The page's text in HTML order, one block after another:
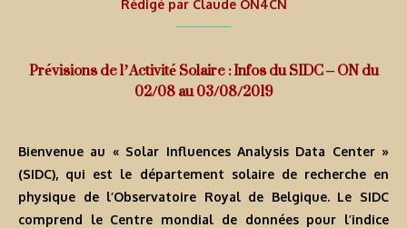
Rédigé par Claude ON4CN
Prévisions de l’Activité Solaire : Infos du SIDC – ON du
02/08 au 03/08/2019
Bienvenue au « Solar Influences Analysis Data Center »
(SIDC), qui est le département solaire de recherche en
physique de l’Observatoire Royal de Belgique. Le SIDC
comprend le Centre mondial de données pour l’indice